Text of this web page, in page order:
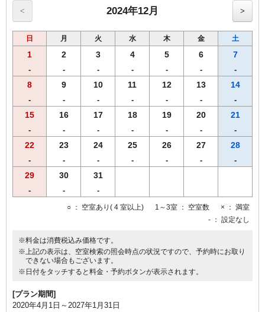
< 2024年12月 >
日 月 火 水 木 金 土
1
-
2
-
3
-
4
-
5
-
6
-
7
-
8
-
9
-
10
-
11
-
12
-
13
-
14
-
15
-
16
-
17
-
18
-
19
-
20
-
21
-
22
-
23
-
24
-
25
-
26
-
27
-
28
-
29
-
30
-
31
-
○ ： 空室あり( 4 室以上) 1～3室 ： 空室数 × ： 満室
- ： 設定なし
※料金は消費税込み価格です。
※上記の表示は、空室検索の照会時点の状況ですので、予約時にお取り
できない場合もございます。
※日付をタッチすると料金・予約ボタンが表示されます。
[プラン期間]
2020年4月1日～2027年1月31日